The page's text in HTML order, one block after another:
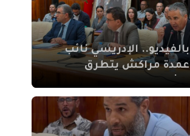
بالفيديو.. الإدريسي نائب
عمدة مراكش يتطرق
الاجتماعي في نقل
المحطة الطرقية إلى
العزوزية